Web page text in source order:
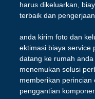
harus dikeluarkan,
terbaik dan
anda kirim foto dan
ektimasi biaya service
datang ke rumah
menemukan solusi
memberikan perincian
penggantian